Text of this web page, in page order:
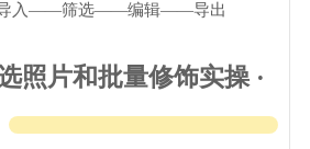
导入——筛选——编辑——导出
照片和批量修饰实操 ·